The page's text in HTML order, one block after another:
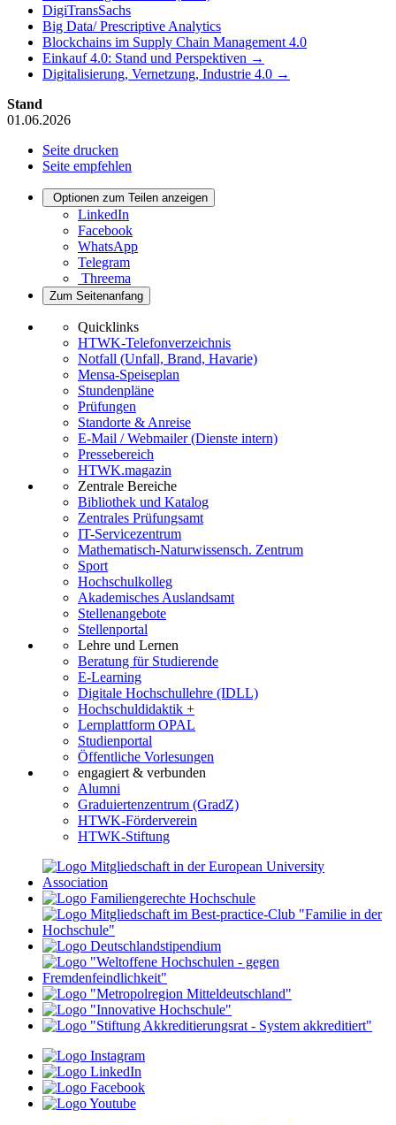
DigiTransSachs
Big Data/ Prescriptive Analytics
Blockchains im Supply Chain Management 4.0
Einkauf 4.0: Stand und Perspektiven →
Digitalisierung, Vernetzung, Industrie 4.0 →
Stand
01.06.2026
Seite drucken
Seite empfehlen
Optionen zum Teilen anzeigen
LinkedIn
Facebook
WhatsApp
Telegram
Threema
Zum Seitenanfang
Quicklinks
HTWK-Telefonverzeichnis
Notfall (Unfall, Brand, Havarie)
Mensa-Speiseplan
Stundenpläne
Prüfungen
Standorte & Anreise
E-Mail / Webmailer (Dienste intern)
Pressebereich
HTWK.magazin
Zentrale Bereiche
Bibliothek und Katalog
Zentrales Prüfungsamt
IT-Servicezentrum
Mathematisch-Naturwissensch. Zentrum
Sport
Hochschulkolleg
Akademisches Auslandsamt
Stellenangebote
Stellenportal
Lehre und Lernen
Beratung für Studierende
E-Learning
Digitale Hochschullehre (IDLL)
Hochschuldidaktik +
Lernplattform OPAL
Studienportal
Öffentliche Vorlesungen
engagiert & verbunden
Alumni
Graduiertenzentrum (GradZ)
HTWK-Förderverein
HTWK-Stiftung